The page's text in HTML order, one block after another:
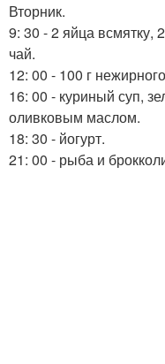
Вторник.
9: 30 - 2 яйца всмятку,
чай.
12: 00 - 100 г
16: 00 - куриный суп,
оливковым маслом.
18: 30 - йогурт.
21: 00 - рыба и